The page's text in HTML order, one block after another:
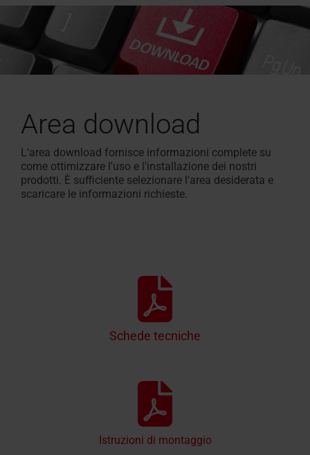
Area download
L'area download fornisce informazioni complete su
come ottimizzare l'uso e l'installazione dei nostri
prodotti. È sufficiente selezionare l'area desiderata e
scaricare le informazioni richieste.
Schede tecniche
Istruzioni di montaggio